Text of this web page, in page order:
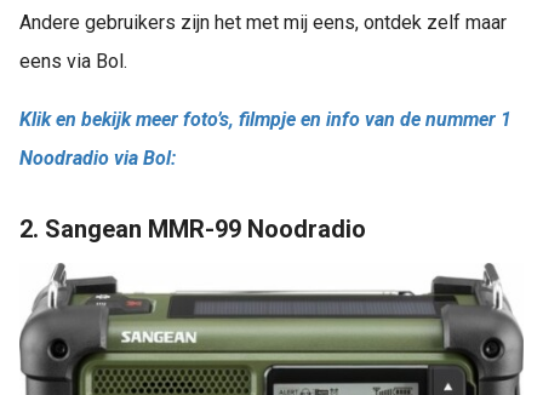
Andere gebruikers zijn het met mij eens, ontdek zelf maar
eens via Bol.
Klik en bekijk meer foto’s, filmpje en info van de nummer 1
Noodradio via Bol:
2. Sangean MMR-99 Noodradio